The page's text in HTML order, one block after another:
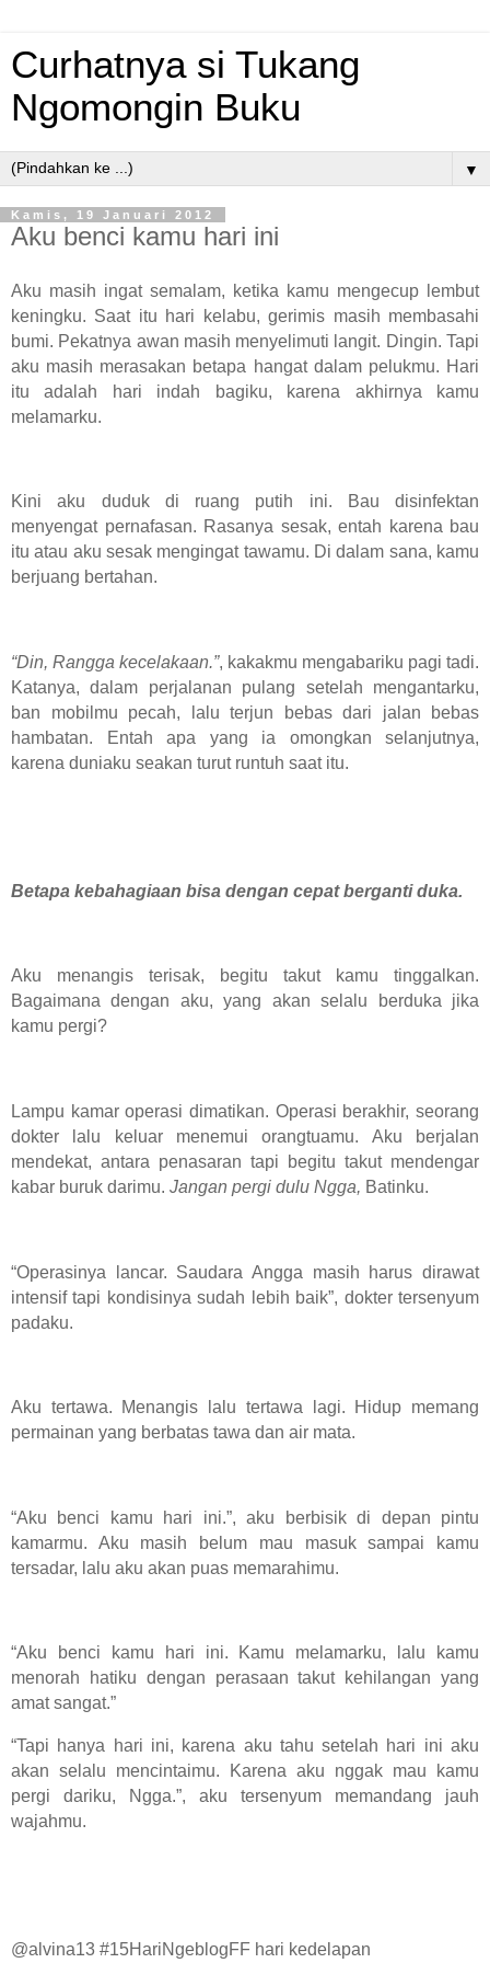
Curhatnya si Tukang
Ngomongin Buku
▼
Kamis, 19 Januari 2012
Aku benci kamu hari ini
Aku masih ingat semalam, ketika kamu mengecup lembut
keningku. Saat itu hari kelabu, gerimis masih membasahi
bumi. Pekatnya awan masih menyelimuti langit. Dingin. Tapi
aku masih merasakan betapa hangat dalam pelukmu. Hari
itu adalah hari indah bagiku, karena akhirnya kamu
melamarku.
Kini aku duduk di ruang putih ini. Bau disinfektan
menyengat pernafasan. Rasanya sesak, entah karena bau
itu atau aku sesak mengingat tawamu. Di dalam sana, kamu
berjuang bertahan.
“Din, Rangga kecelakaan.”, kakakmu mengabariku pagi tadi.
Katanya, dalam perjalanan pulang setelah mengantarku,
ban mobilmu pecah, lalu terjun bebas dari jalan bebas
hambatan. Entah apa yang ia omongkan selanjutnya,
karena duniaku seakan turut runtuh saat itu.
Betapa kebahagiaan bisa dengan cepat berganti duka.
Aku menangis terisak, begitu takut kamu tinggalkan.
Bagaimana dengan aku, yang akan selalu berduka jika
kamu pergi?
Lampu kamar operasi dimatikan. Operasi berakhir, seorang
dokter lalu keluar menemui orangtuamu. Aku berjalan
mendekat, antara penasaran tapi begitu takut mendengar
kabar buruk darimu. Jangan pergi dulu Ngga, Batinku.
“Operasinya lancar. Saudara Angga masih harus dirawat
intensif tapi kondisinya sudah lebih baik”, dokter tersenyum
padaku.
Aku tertawa. Menangis lalu tertawa lagi. Hidup memang
permainan yang berbatas tawa dan air mata.
“Aku benci kamu hari ini.”, aku berbisik di depan pintu
kamarmu. Aku masih belum mau masuk sampai kamu
tersadar, lalu aku akan puas memarahimu.
“Aku benci kamu hari ini. Kamu melamarku, lalu kamu
menorah hatiku dengan perasaan takut kehilangan yang
amat sangat.”
“Tapi hanya hari ini, karena aku tahu setelah hari ini aku
akan selalu mencintaimu. Karena aku nggak mau kamu
pergi dariku, Ngga.”, aku tersenyum memandang jauh
wajahmu.
@alvina13 #15HariNgeblogFF hari kedelapan